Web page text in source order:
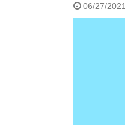
06/27/2021